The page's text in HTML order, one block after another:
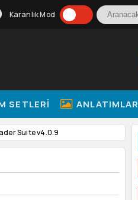
Karanlık Mod
SETLERI ANLATIMLAR
Suite v4.0.9